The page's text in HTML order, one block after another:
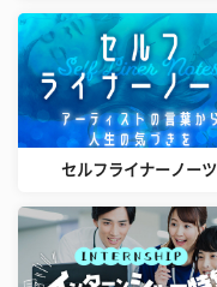
セルフライナーノーツ